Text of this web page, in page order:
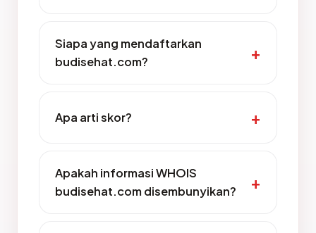
Siapa yang mendaftarkan
budisehat.com?
Apa arti skor?
Apakah informasi WHOIS
budisehat.com disembunyikan?